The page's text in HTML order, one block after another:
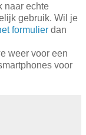
naar echte
gebruik. Wil je
formulier dan
weer voor een
voor